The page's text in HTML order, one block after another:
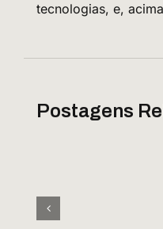
tecnologias, e,
Postagens